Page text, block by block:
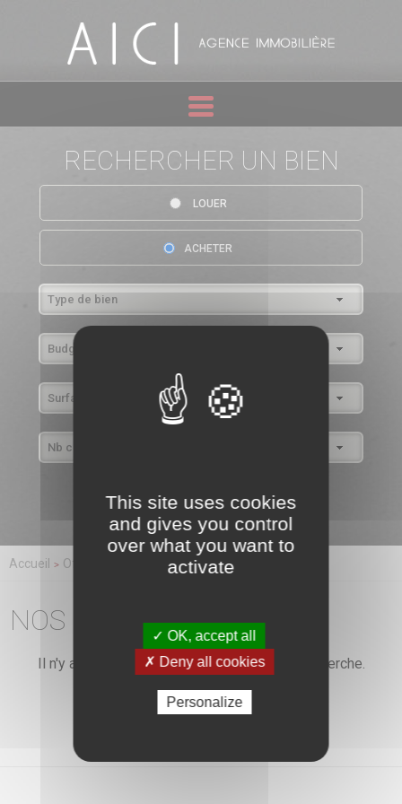
RECHERCHER UN BIEN
LOUER
ACHETER
Accueil Offres
NOS BIENS
Il n'y aucune offre correspondante à votre recherche.
< 1 2
This site uses cookies
and gives you control
over what you want to
activate
✓ OK, accept all
✗ Deny all cookies
Personalize